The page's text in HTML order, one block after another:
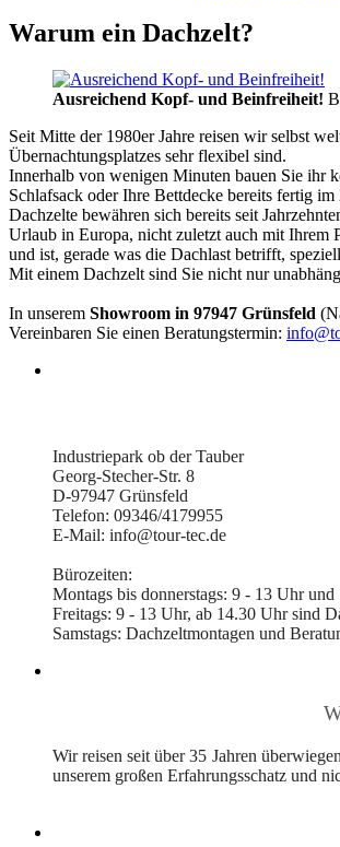
Warum ein Dachzelt?
Ausreichend Kopf- und Beinfreiheit!
Seit Mitte der 1980er Jahre reisen wir selbst
Übernachtungsplatzes sehr flexibel sind.
Innerhalb von wenigen Minuten bauen Sie ihr
Schlafsack oder Ihre Bettdecke bereits fertig im
Dachzelte bewähren sich bereits seit
Urlaub in Europa, nicht zuletzt auch mit Ihrem
und ist, gerade was die Dachlast betrifft,
Mit einem Dachzelt sind Sie nicht nur
In unserem Showroom in 97947 Grünsfeld
Vereinbaren Sie einen Beratungstermin:
Industriepark ob der Tauber
Georg-Stecher-Str. 8
D-97947 Grünsfeld
Telefon: 09346/4179955
E-Mail: info@tour-tec.de
Bürozeiten:
Montags bis donnerstags: 9 - 13 Uhr
Freitags: 9 - 13 Uhr, ab 14.30 Uhr sind
Samstags: Dachzeltmontagen und
Wir reisen seit über 35 Jahren
unserem großen Erfahrungsschatz und